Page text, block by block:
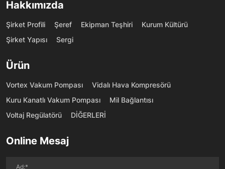
Hakkımızda
Şirket Profili Şeref Ekipman Teşhiri
Kurum Kültürü
Şirket Yapısı
Sergi
Ürün
Vortex Vakum Pompası
Vidalı Hava Kompresörü
Kuru Kanatlı Vakum Pompası
Mil Bağlantısı
Voltaj Regülatörü
DİĞERLERİ
Online Mesaj